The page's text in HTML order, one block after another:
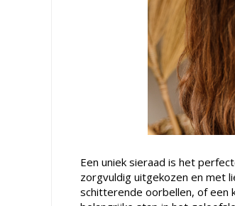
Een uniek sieraad is het
zorgvuldig uitgekozen en met
schitterende oorbellen, of een